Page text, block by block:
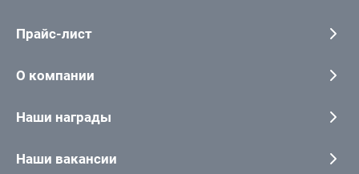
Прайс-лист
О компании
Наши награды
Наши вакансии